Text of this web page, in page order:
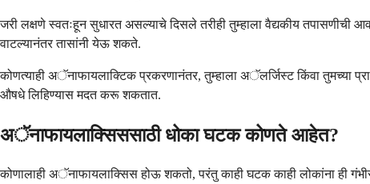
जरी लक्षणे स्वतःहून सुधारत असल्याचे दिसले तरीही तुम्हाला वैद्यकीय
वाटल्यानंतर तासांनी येऊ शकते.
कोणत्याही अॅनाफायलाक्टिक प्रकरणानंतर, तुम्हाला अॅलर्जिस्ट किंवा तुमच्या
औषधे लिहिण्यास मदत करू शकतात.
अॅनाफायलाक्सिससाठी धोका घटक कोणते आहेत?
कोणालाही अॅनाफायलाक्सिस होऊ शकतो, परंतु काही घटक काही लोकांना ही